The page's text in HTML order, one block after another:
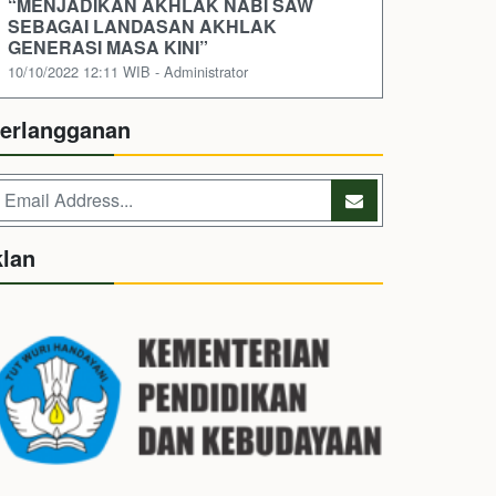
SEBAGAI LANDASAN AKHLAK
GENERASI MASA KINI”
10/10/2022 12:11 WIB - Administrator